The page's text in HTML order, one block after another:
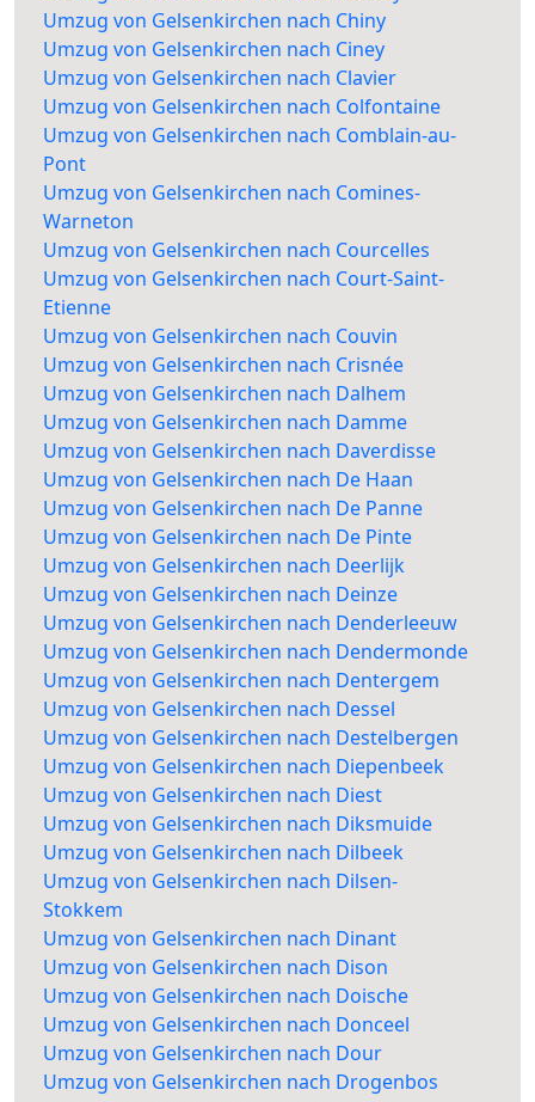
Umzug von Gelsenkirchen nach Chiny
Umzug von Gelsenkirchen nach Ciney
Umzug von Gelsenkirchen nach Clavier
Umzug von Gelsenkirchen nach Colfontaine
Umzug von Gelsenkirchen nach Comblain-au-
Pont
Umzug von Gelsenkirchen nach Comines-
Warneton
Umzug von Gelsenkirchen nach Courcelles
Umzug von Gelsenkirchen nach Court-Saint-
Etienne
Umzug von Gelsenkirchen nach Couvin
Umzug von Gelsenkirchen nach Crisnée
Umzug von Gelsenkirchen nach Dalhem
Umzug von Gelsenkirchen nach Damme
Umzug von Gelsenkirchen nach Daverdisse
Umzug von Gelsenkirchen nach De Haan
Umzug von Gelsenkirchen nach De Panne
Umzug von Gelsenkirchen nach De Pinte
Umzug von Gelsenkirchen nach Deerlijk
Umzug von Gelsenkirchen nach Deinze
Umzug von Gelsenkirchen nach Denderleeuw
Umzug von Gelsenkirchen nach Dendermonde
Umzug von Gelsenkirchen nach Dentergem
Umzug von Gelsenkirchen nach Dessel
Umzug von Gelsenkirchen nach Destelbergen
Umzug von Gelsenkirchen nach Diepenbeek
Umzug von Gelsenkirchen nach Diest
Umzug von Gelsenkirchen nach Diksmuide
Umzug von Gelsenkirchen nach Dilbeek
Umzug von Gelsenkirchen nach Dilsen-
Stokkem
Umzug von Gelsenkirchen nach Dinant
Umzug von Gelsenkirchen nach Dison
Umzug von Gelsenkirchen nach Doische
Umzug von Gelsenkirchen nach Donceel
Umzug von Gelsenkirchen nach Dour
Umzug von Gelsenkirchen nach Drogenbos